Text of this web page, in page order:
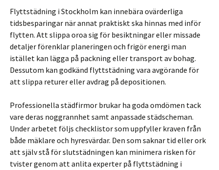
Flyttstädning i Stockholm kan innebära ovärderliga
tidsbesparingar när annat praktiskt ska hinnas med inför
flytten. Att slippa oroa sig för besiktningar eller missade
detaljer förenklar planeringen och frigör energi man
istället kan lägga på packning eller transport av bohag.
Dessutom kan godkänd flyttstädning vara avgörande för
att slippa returer eller avdrag på depositionen.
Professionella städfirmor brukar ha goda omdömen tack
vare deras noggrannhet samt anpassade städscheman.
Under arbetet följs checklistor som uppfyller kraven från
både mäklare och hyresvärdar. Den som saknar tid eller ork
att själv stå för slutstädningen kan minimera risken för
tvister genom att anlita experter på flyttstädning i